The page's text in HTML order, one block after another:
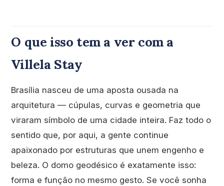
O que isso tem a ver com a
Villela Stay
Brasília nasceu de uma aposta ousada na
arquitetura — cúpulas, curvas e geometria que
viraram símbolo de uma cidade inteira. Faz todo o
sentido que, por aqui, a gente continue
apaixonado por estruturas que unem engenho e
beleza. O domo geodésico é exatamente isso:
forma e função no mesmo gesto. Se você sonha